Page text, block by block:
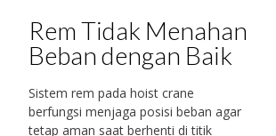
Rem Tidak Menahan
Beban dengan Baik
Sistem rem pada hoist crane
berfungsi menjaga posisi beban agar
tetap aman saat berhenti di titik